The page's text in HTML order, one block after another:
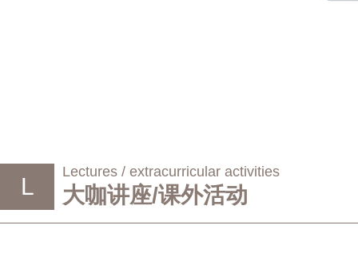
L
Lectures / extracurricular activities
大咖讲座/课外活动